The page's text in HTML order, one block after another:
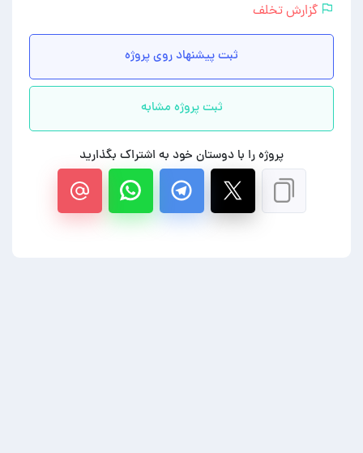
گزارش تخلف
ثبت پیشنهاد روی پروژه
ثبت پروژه مشابه
پروژه را با دوستان خود به اشتراک بگذارید